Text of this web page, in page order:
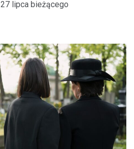
lipca bieżącego